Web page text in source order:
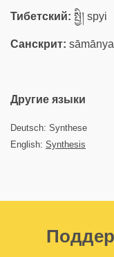
Тибетский: སྤྱི། spyi
Санскрит: sāmānya
Другие языки
Deutsch: Synthese
English: Synthesis